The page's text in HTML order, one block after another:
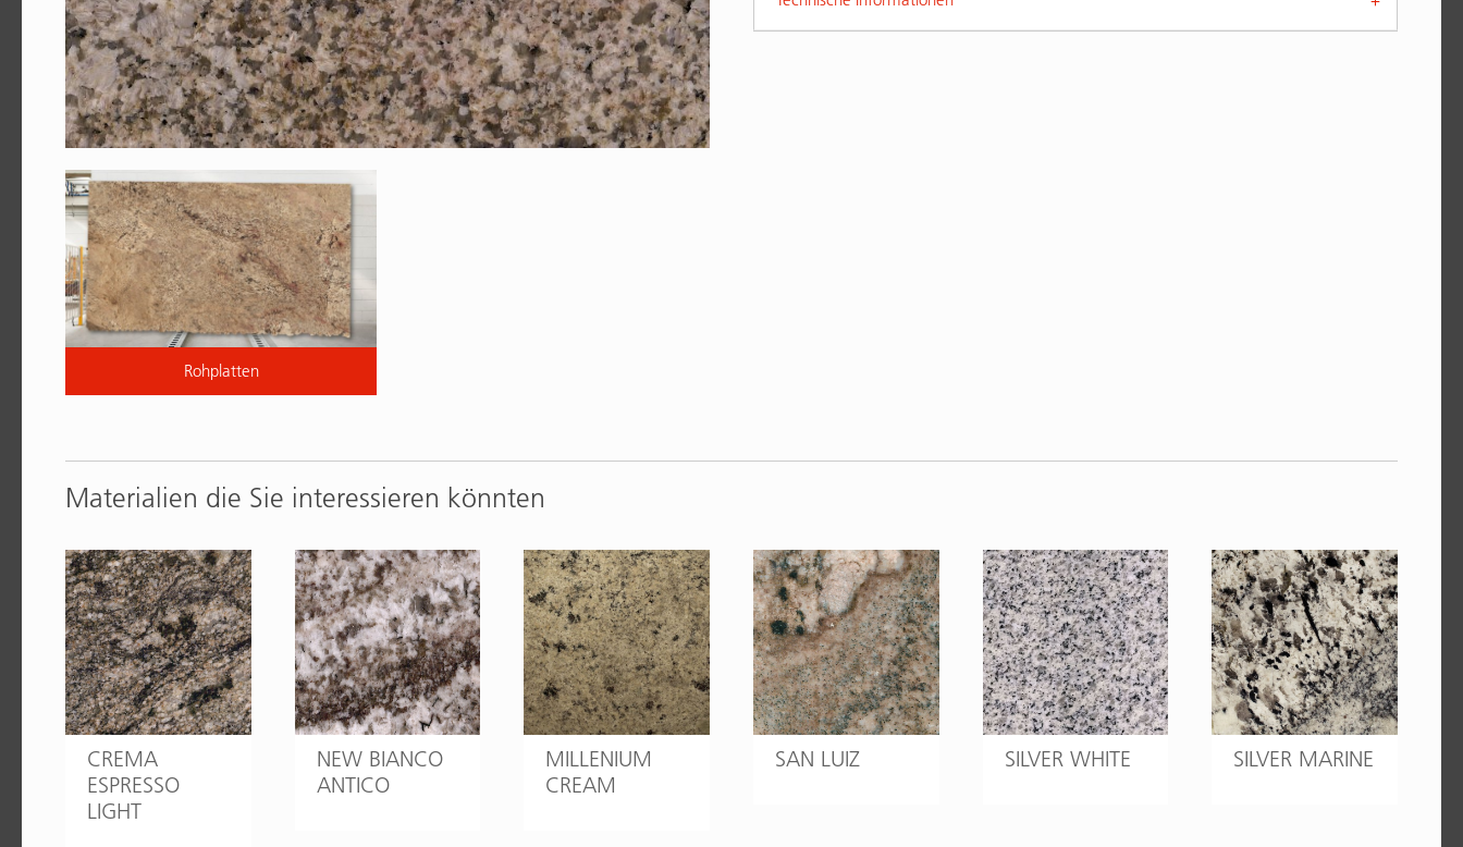
Rohplatten
Materialien die Sie interessieren könnten
CREMA
ESPRESSO
LIGHT
NEW BIANCO
ANTICO
MILLENIUM
CREAM
SAN LUIZ SILVER WHITE SILVER MARINE